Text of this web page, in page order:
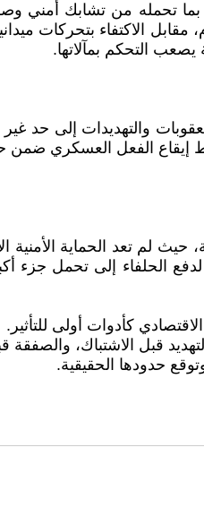
تحمله من تشابك أمني
الاكتفاء بتحركات
التحكم بمآلاتها.
والتهديدات إلى حد
إيقاع الفعل العسكري ضمن
تعد الحماية الأمنية
الحلفاء إلى تحمل جزء
كأدوات أولى للتأثير.
قبل الاشتباك، والصفقة
حدودها الحقيقية.